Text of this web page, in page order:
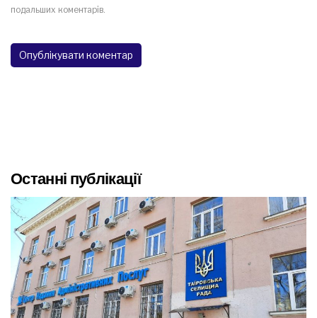
подальших коментарів.
Останні публікації